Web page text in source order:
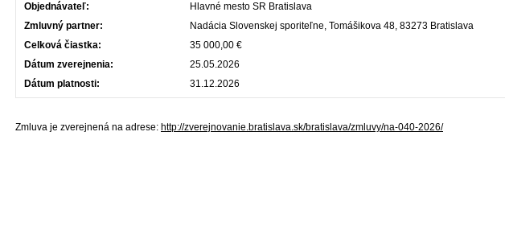
Objednávateľ:
Hlavné mesto SR Bratislava
Zmluvný partner:
Nadácia Slovenskej sporiteľne, Tomášikova 48, 83273 Bratislava
Celková čiastka:
35 000,00 €
Dátum zverejnenia:
25.05.2026
Dátum platnosti:
31.12.2026
Zmluva je zverejnená na adrese: http://zverejnovanie.bratislava.sk/bratislava/zmluvy/na-040-2026/